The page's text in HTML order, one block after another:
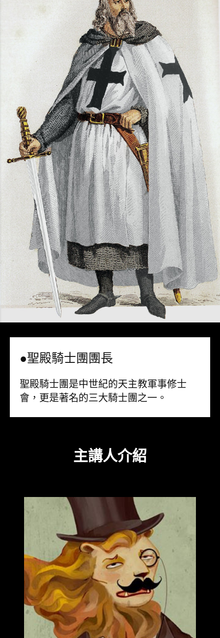
●聖殿騎士團團長
聖殿騎士團是中世紀的天主教軍事修士
會，更是著名的三大騎士團之一。
主講人介紹